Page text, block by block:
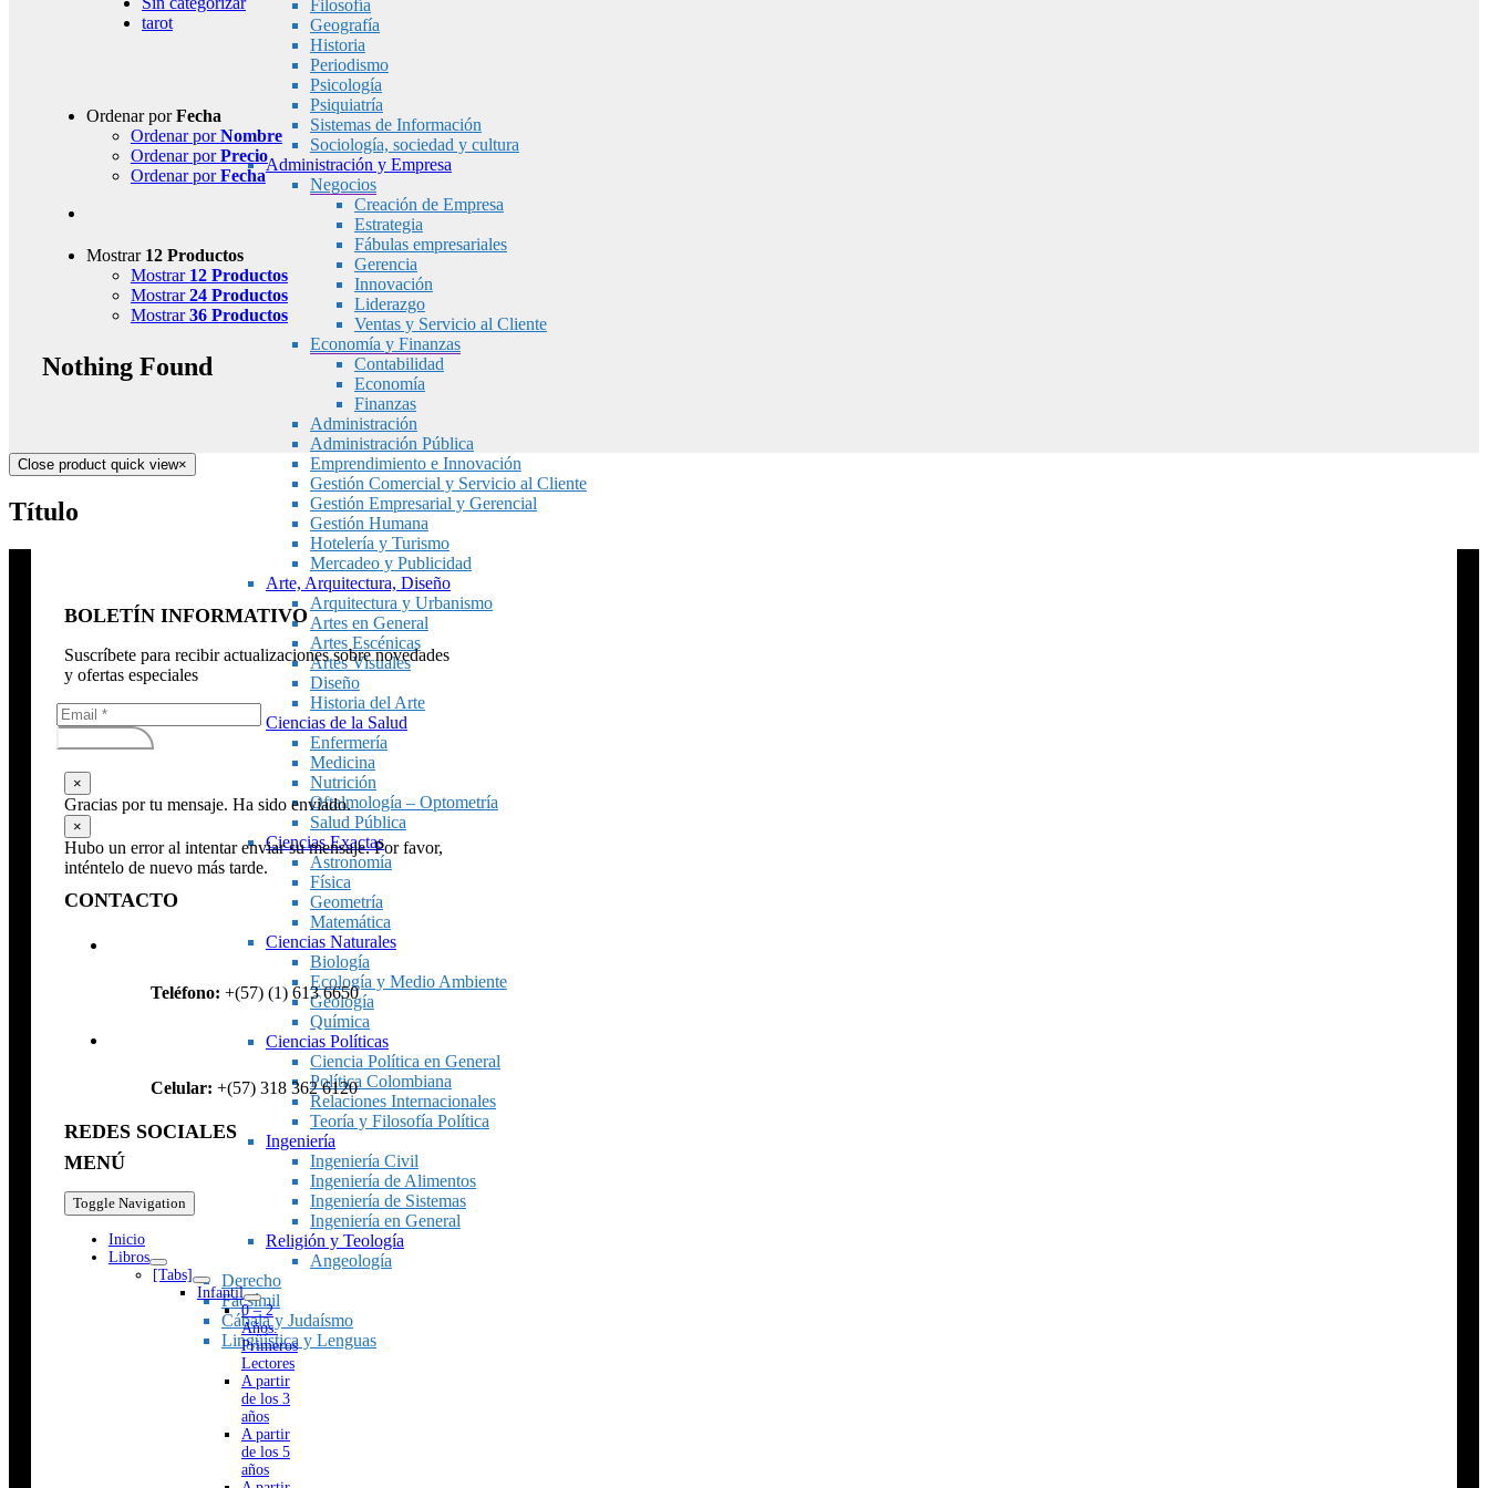
Filosofía
Geografía
Historia
Periodismo
Psicología
Psiquiatría
Sistemas de Información
Sociología, sociedad y cultura
Administración y Empresa
Negocios
Creación de Empresa
Estrategia
Fábulas empresariales
Gerencia
Innovación
Liderazgo
Ventas y Servicio al Cliente
Economía y Finanzas
Contabilidad
Economía
Finanzas
Administración
Administración Pública
Emprendimiento e Innovación
Gestión Comercial y Servicio al Cliente
Gestión Empresarial y Gerencial
Gestión Humana
Hotelería y Turismo
Mercadeo y Publicidad
Arte, Arquitectura, Diseño
Arquitectura y Urbanismo
Artes en General
Artes Escénicas
Artes Visuales
Diseño
Historia del Arte
Ciencias de la Salud
Enfermería
Medicina
Nutrición
Oftalmología – Optometría
Salud Pública
Ciencias Exactas
Astronomía
Física
Geometría
Matemática
Ciencias Naturales
Biología
Ecología y Medio Ambiente
Geología
Química
Ciencias Políticas
Ciencia Política en General
Política Colombiana
Relaciones Internacionales
Teoría y Filosofía Política
Ingeniería
Ingeniería Civil
Ingeniería de Alimentos
Ingeniería de Sistemas
Ingeniería en General
Religión y Teología
Angeología
Derecho
Facsímil
Cábala y Judaísmo
Lingüística y Lenguas
tarot
Ordenar porFecha
Ordenar porNombre
Ordenar porPrecio
Ordenar porFecha
Mostrar 12 Productos
Mostrar 12 Productos
Mostrar24 Productos
Mostrar36 Productos
Nothing Found
Close product quick view×
Título
BOLETÍN INFORMATIVO
Suscríbete para recibir actualizaciones sobre novedades
y ofertas especiales
Subscribirse
×
Gracias por tu mensaje. Ha sido enviado.
×
Hubo un error al intentar enviar su mensaje. Por favor,
inténtelo de nuevo más tarde.
CONTACTO
Teléfono: +(57) (1) 613 6650
Celular: +(57) 318 362 6120
REDES SOCIALES
MENÚ
Toggle Navigation
Inicio
Libros
[Tabs]
Infantil
0 – 2
Años.
Primeros
Lectores
A partir
de los 3
años
A partir
de los 5
años